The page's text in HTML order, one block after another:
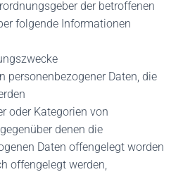
der betroffenen
folgende Informationen
personenbezogener Daten, die
oder Kategorien von
denen die
Daten offengelegt worden
offengelegt werden,